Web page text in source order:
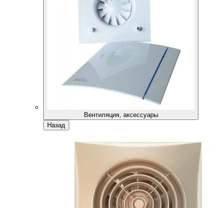
Вентиляция, аксессуары
Назад